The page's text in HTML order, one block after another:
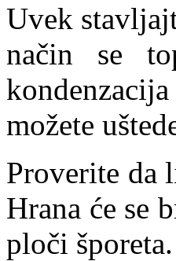
Uvek
način se
možete
Proverite da
Hrana će se
ploči šporeta.